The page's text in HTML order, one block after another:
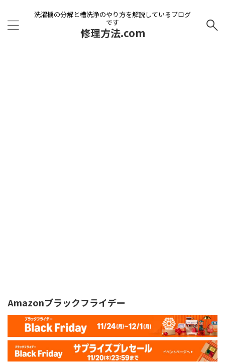
洗濯機の分解と槽洗浄のやり方を解説しているブログ
です
修理方法.com
Amazonブラックフライデー